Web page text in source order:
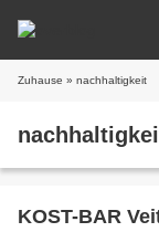
Zuhause » nachhaltigkeit
KOST-BAR